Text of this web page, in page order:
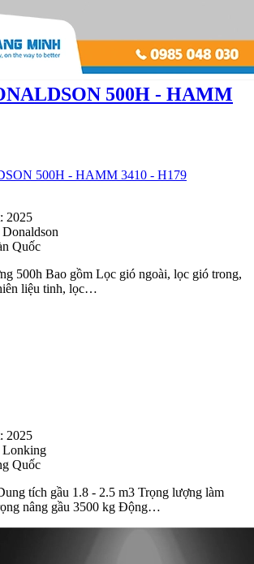
500H - HAMM
500H - HAMM 3410 - H179
2025
Donaldson
Quốc
500h Bao gồm Lọc gió ngoài, lọc gió trong,
liệu tinh, lọc…
2025
Lonking
Quốc
tích gầu 1.8 - 2.5 m3 Trọng lượng làm
nâng gầu 3500 kg Động…